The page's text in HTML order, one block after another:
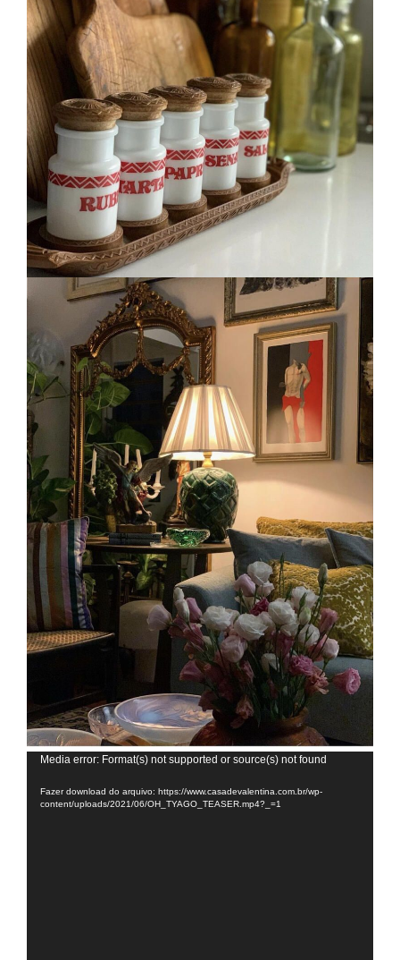
Tocador
vídeo
Media error: Format(s) not supported or source(s) not found
Fazer download do arquivo: https://www.casadevalentina.com.br/wp-
content/uploads/2021/06/OH_TYAGO_TEASER.mp4?_=1